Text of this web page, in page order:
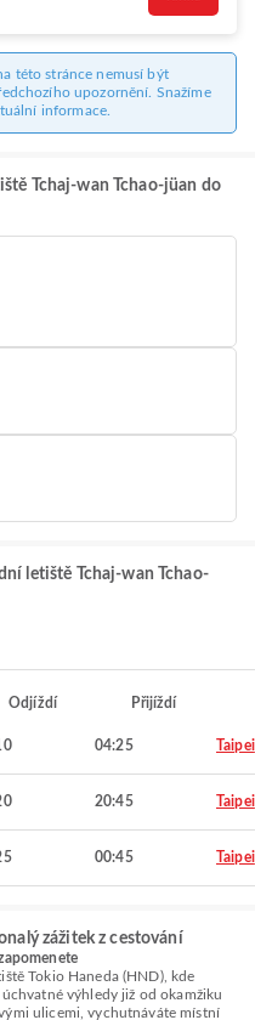
této stránce nemusí být
upozornění. Snažíme
informace.
Tchaj-wan Tchao-jüan do
letiště Tchaj-wan Tchao-
Odjíždí Přijíždí
04:25 Taipei
20:45 Taipei
00:45 Taipei
zážitek z cestování
Tokio Haneda (HND), kde
výhledy již od okamžiku
ulicemi, vychutnáváte místní